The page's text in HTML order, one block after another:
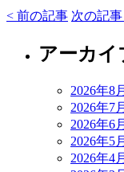
< 前の記事 次の記
アーカイ
2026年8月
2026年7月
2026年6月
2026年5月
2026年4月